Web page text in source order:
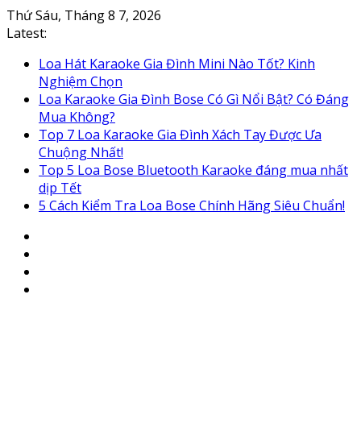
Skip
to
Thứ Sáu, Tháng 8 7, 2026
Latest:
Loa Hát Karaoke Gia Đình Mini Nào Tốt? Kinh
Nghiệm Chọn
Loa Karaoke Gia Đình Bose Có Gì Nổi Bật? Có Đáng
Mua Không?
Top 7 Loa Karaoke Gia Đình Xách Tay Được Ưa
Chuộng Nhất!
Top 5 Loa Bose Bluetooth Karaoke đáng mua nhất
dịp Tết
5 Cách Kiểm Tra Loa Bose Chính Hãng Siêu Chuẩn!